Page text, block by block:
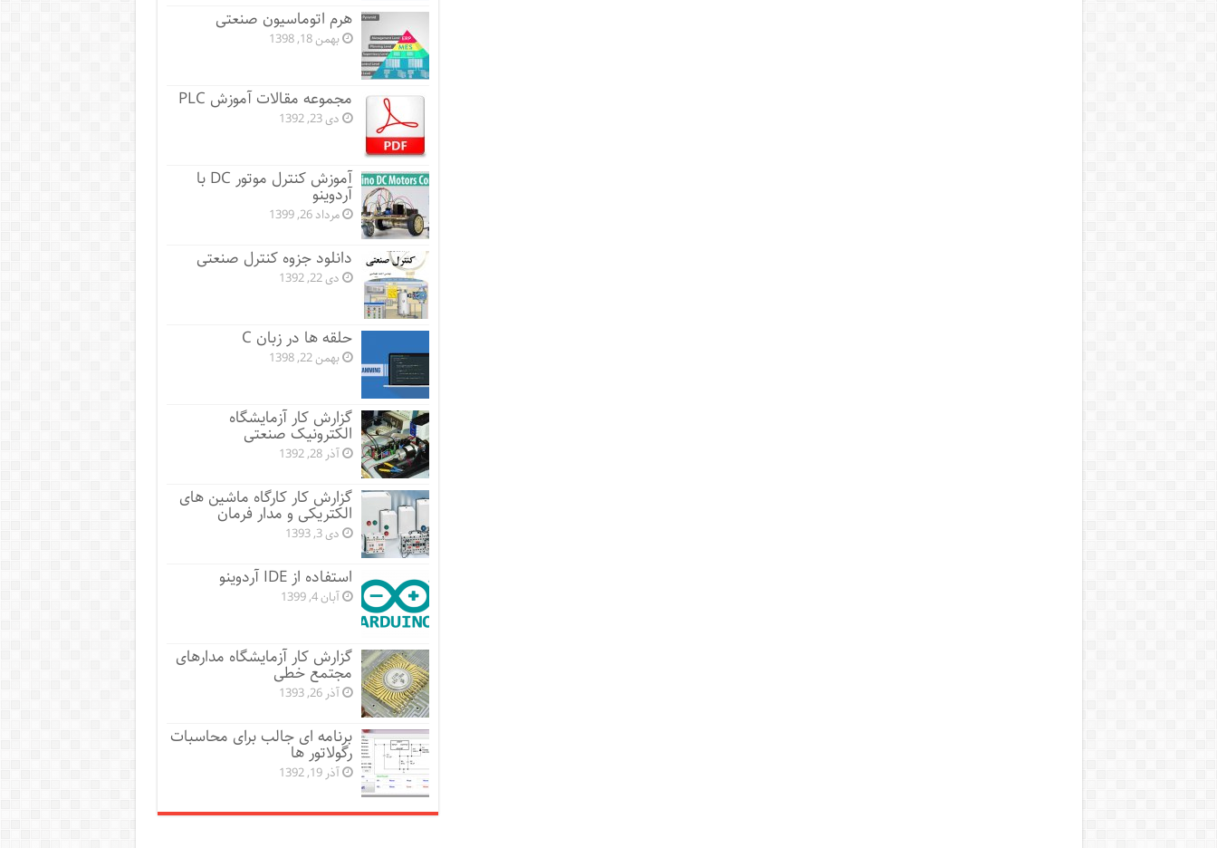
هرم اتوماسیون صنعتی
بهمن 18, 1398
مجموعه مقالات آموزش PLC
دی 23, 1392
آموزش کنترل موتور DC با
آردوینو
مرداد 26, 1399
دانلود جزوه کنترل صنعتی
دی 22, 1392
حلقه ها در زبان C
بهمن 22, 1398
گزارش کار آزمایشگاه
الکترونیک صنعتی
آذر 28, 1392
گزارش کار کارگاه ماشین های
الکتریکی و مدار فرمان
دی 3, 1393
استفاده از IDE آردوینو
آبان 4, 1399
گزارش کار آزمایشگاه مدارهای
مجتمع خطی
آذر 26, 1393
برنامه ای جالب برای محاسبات
رگولاتور ها
آذر 19, 1392